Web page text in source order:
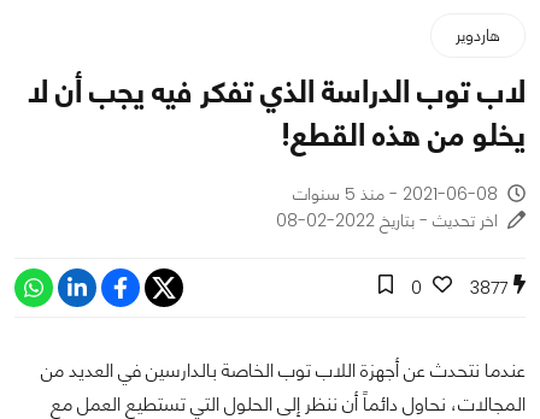
هاردوير
لاب توب الدراسة الذي تفكر فيه يجب أن لا
يخلو من هذه القطع!
2021-06-08 - منذ 5 سنوات
اخر تحديث - بتاريخ 2022-02-08
3877
0
عندما نتحدث عن أجهزة اللاب توب الخاصة بالدارسين في العديد من
المجالات، نحاول دائماً أن ننظر إلى الحلول التي تستطيع العمل مع